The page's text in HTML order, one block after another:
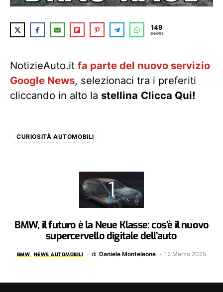
149
SHARES
NotizieAuto.it fa parte del nuovo servizio
Google News, selezionaci tra i preferiti
cliccando in alto la stellina Clicca Qui!
CURIOSITÀ AUTOMOBILI
BMW, il futuro è la Neue Klasse: cos’è il nuovo
supercervello digitale dell’auto
BMW NEWS AUTOMOBILI di Daniele Monteleone 12 Marzo 2025